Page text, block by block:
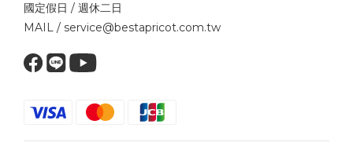
國定假日 / 週休二日
MAIL / service@bestapricot.com.tw